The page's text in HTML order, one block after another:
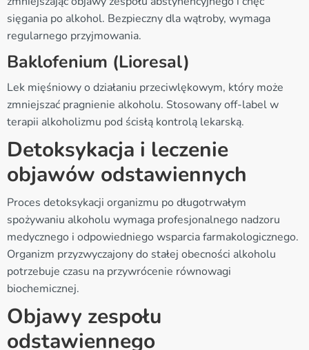
sięgania po alkohol. Bezpieczny dla wątroby, wymaga
regularnego przyjmowania.
Baklofenium (Lioresal)
Lek mięśniowy o działaniu przeciwlękowym, który może
zmniejszać pragnienie alkoholu. Stosowany off-label w
terapii alkoholizmu pod ścisłą kontrolą lekarską.
Detoksykacja i leczenie
objawów odstawiennych
Proces detoksykacji organizmu po długotrwałym
spożywaniu alkoholu wymaga profesjonalnego nadzoru
medycznego i odpowiedniego wsparcia farmakologicznego.
Organizm przyzwyczajony do stałej obecności alkoholu
potrzebuje czasu na przywrócenie równowagi
biochemicznej.
Objawy zespołu
odstawiennego